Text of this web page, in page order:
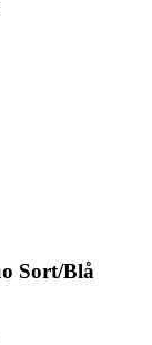
Sort/Blå